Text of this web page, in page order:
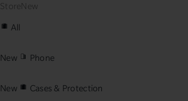
Store New
All
New Phone
New Cases & Protection